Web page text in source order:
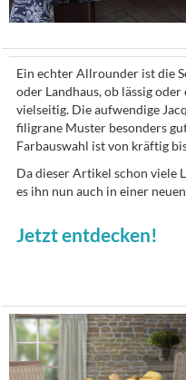
Ein echter Allrounder ist die
oder Landhaus, ob lässig
vielseitig. Die aufwendige
filigrane Muster besonders
Farbauswahl ist von kräftig
Da dieser Artikel schon viele
es ihn nun auch in einer
Jetzt entdecken!